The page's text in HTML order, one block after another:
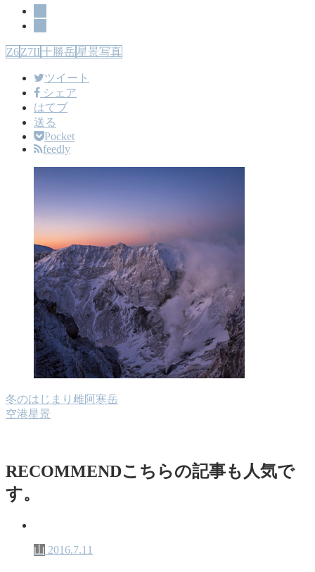
Z6Z7II十勝岳星景写真
ツイート
シェア
はてブ
送る
Pocket
feedly
冬のはじまり雌阿寒岳
空港星景
RECOMMENDこちらの記事も人気で
す。
山 2016.7.11